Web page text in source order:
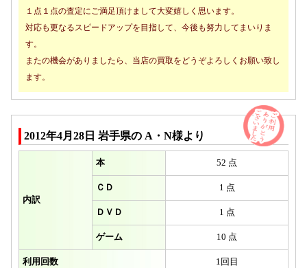
１点１点の査定にご満足頂けまして大変嬉しく思います。
対応も更なるスピードアップを目指して、今後も努力してまいりま
す。
またの機会がありましたら、当店の買取をどうぞよろしくお願い致し
ます。
2012年4月28日 岩手県の A・N様より
内訳
本 52 点
ＣＤ 1 点
ＤＶＤ 1 点
ゲーム 10 点
利用回数 1回目